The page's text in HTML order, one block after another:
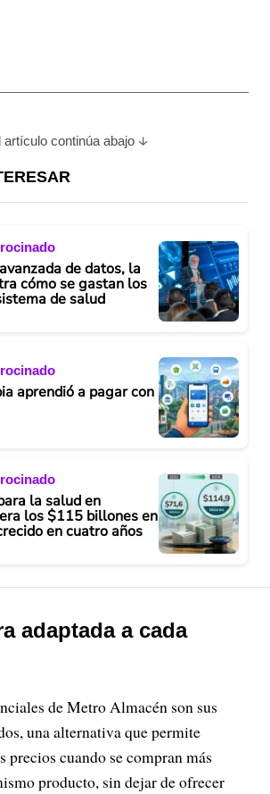
artículo continúa abajo
de datos, la
cómo se gastan los
de salud
aprendió a pagar con
la salud en
los $115 billones en
en cuatro años
adaptada a cada
de Metro Almacén son sus
una alternativa que permite
precios cuando se compran más
producto, sin dejar de ofrecer